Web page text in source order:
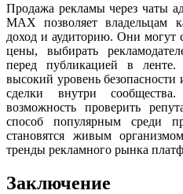
Продажа рекламы через чаты
MAX позволяет владельцам
доход и аудиторию. Они могут
цены, выбирать
перед публикацией в ленте.
высокий уровень
сделки внутри
возможность проверить
способ популярным среди
становятся живым
тренды рекламного рынка
Заключение